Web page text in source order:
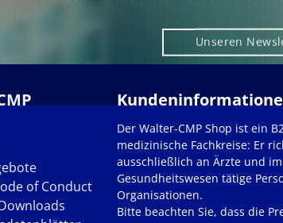
Unseren
of Conduct
Der Walter-CMP Shop ist ein
medizinische Fachkreise: Er
ausschließlich an Ärzte und im
Gesundheitswesen tätige
Organisationen.
Bitte beachten Sie, dass die